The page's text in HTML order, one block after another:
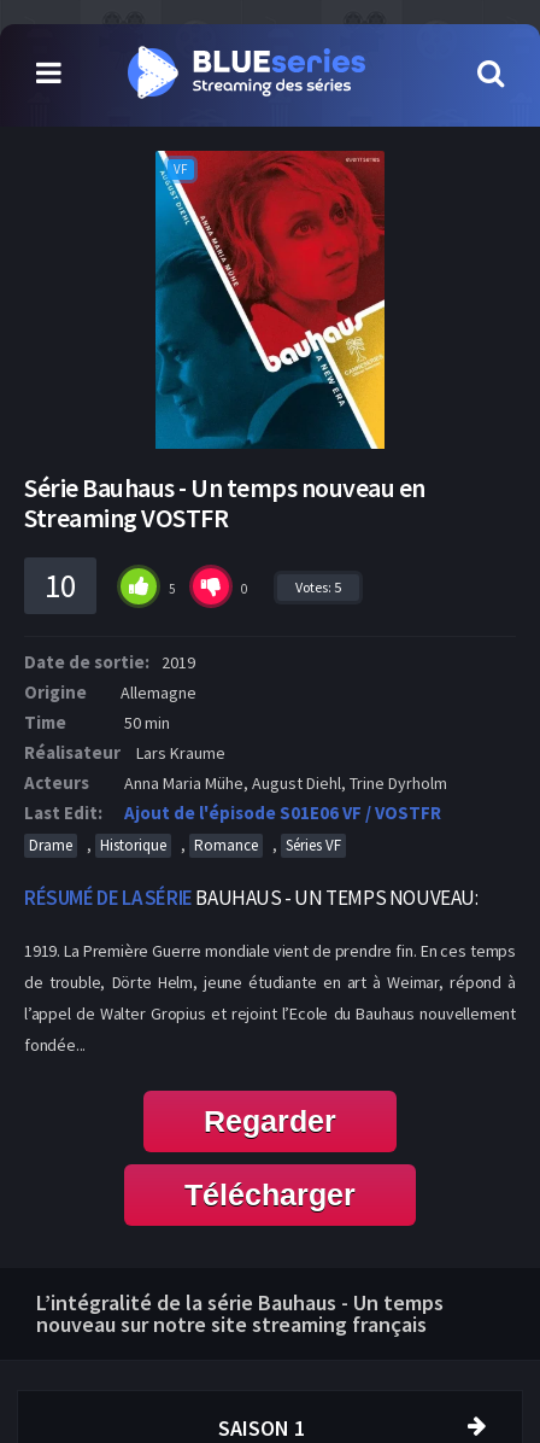
VF
Série Bauhaus - Un temps nouveau en
Streaming VOSTFR
10 5 0 Votes: 5
Date de sortie: 2019
Origine Allemagne
Time 50 min
Réalisateur Lars Kraume
Acteurs Anna Maria Mühe, August Diehl, Trine Dyrholm
Last Edit: Ajout de l'épisode S01E06 VF / VOSTFR
Drame , Historique , Romance , Séries VF
RÉSUMÉ DE LA SÉRIEBAUHAUS - UN TEMPS NOUVEAU:
1919. La Première Guerre mondiale vient de prendre fin. En ces temps
de trouble, Dörte Helm, jeune étudiante en art à Weimar, répond à
l’appel de Walter Gropius et rejoint l’Ecole du Bauhaus nouvellement
fondée...
Regarder
Télécharger
L’intégralité de la série Bauhaus - Un temps
nouveau sur notre site streaming français
SAISON 1